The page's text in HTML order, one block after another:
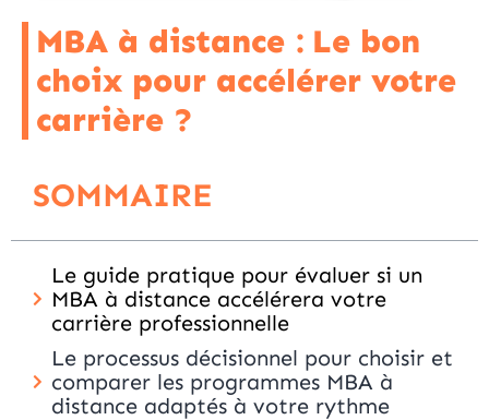
MBA à distance : Le bon
choix pour accélérer votre
carrière ?
SOMMAIRE
Le guide pratique pour évaluer si un
MBA à distance accélérera votre
carrière professionnelle
Le processus décisionnel pour choisir et
comparer les programmes MBA à
distance adaptés à votre rythme